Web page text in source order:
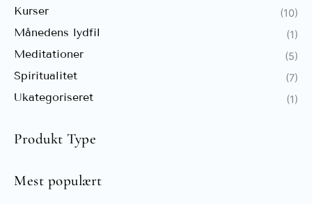
Kurser (10)
Månedens lydfil (1)
Meditationer (5)
Spiritualitet (7)
Ukategoriseret (1)
Produkt Type
Mest populært